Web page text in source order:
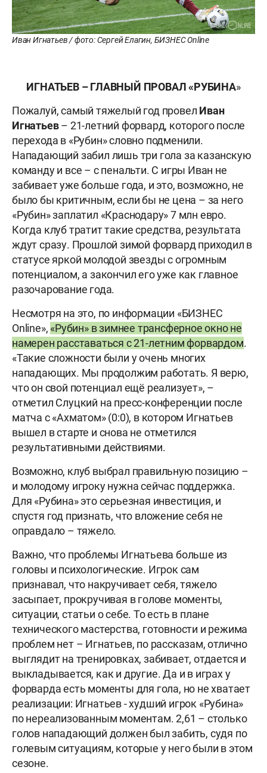
Иван Игнатьев / фото: Сергей Елагин, БИЗНЕС Online
ИГНАТЬЕВ – ГЛАВНЫЙ ПРОВАЛ «РУБИНА»
Пожалуй, самый тяжелый год провел Иван
Игнатьев– 21-летний форвард, которого после
перехода в «Рубин» словно подменили.
Нападающий забил лишь три гола за казанскую
команду и все – с пенальти. С игры Иван не
забивает уже больше года, и это, возможно, не
было бы критичным, если бы не цена – за него
«Рубин» заплатил «Краснодару» 7 млн евро.
Когда клуб тратит такие средства, результата
ждут сразу. Прошлой зимой форвард приходил в
статусе яркой молодой звезды с огромным
потенциалом, а закончил его уже как главное
разочарование года.
Несмотря на это, по информации «БИЗНЕС
Online», «Рубин» в зимнее трансферное окно не
намерен расставаться с 21-летним форвардом.
«Такие сложности были у очень многих
нападающих. Мы продолжим работать. Я верю,
что он свой потенциал ещё реализует», –
отметил Слуцкий на пресс-конференции после
матча с «Ахматом» (0:0), в котором Игнатьев
вышел в старте и снова не отметился
результативными действиями.
Возможно, клуб выбрал правильную позицию –
и молодому игроку нужна сейчас поддержка.
Для «Рубина» это серьезная инвестиция, и
спустя год признать, что вложение себя не
оправдало – тяжело.
Важно, что проблемы Игнатьева больше из
головы и психологические. Игрок сам
признавал, что накручивает себя, тяжело
засыпает, прокручивая в голове моменты,
ситуации, статьи о себе. То есть в плане
технического мастерства, готовности и режима
проблем нет – Игнатьев, по рассказам, отлично
выглядит на тренировках, забивает, отдается и
выкладывается, как и другие. Да и в играх у
форварда есть моменты для гола, но не хватает
реализации: Игнатьев - худший игрок «Рубина»
по нереализованным моментам. 2,61 – столько
голов нападающий должен был забить, судя по
голевым ситуациям, которые у него были в этом
сезоне.